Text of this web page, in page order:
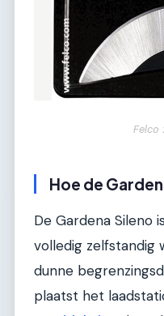
Felco
Hoe de
De Gardena Sileno
volledig zelfstandig
dunne
plaatst het